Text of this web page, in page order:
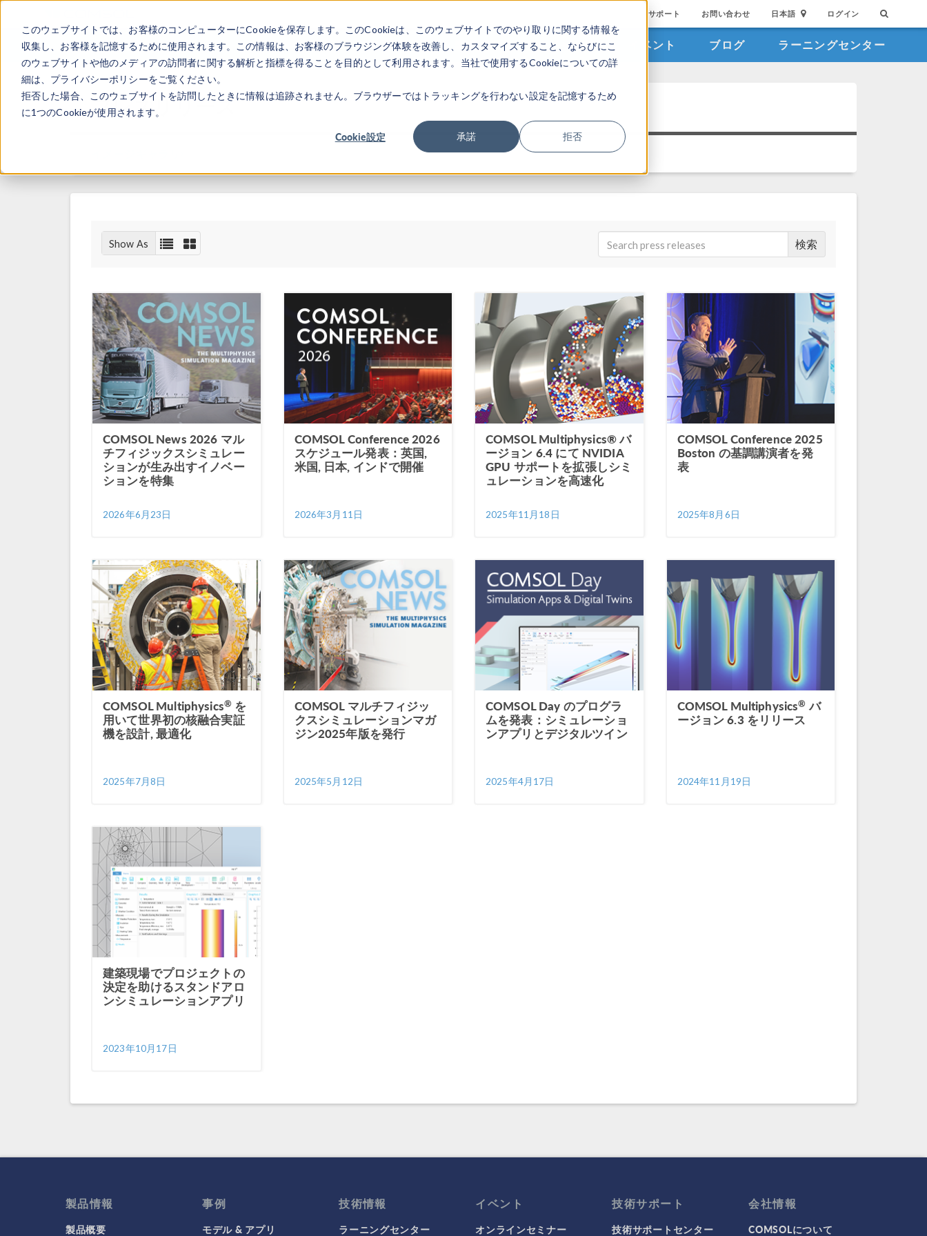
このウェブサイトでは、お客様のコンピューターにCookieを保存します。このCookieは、このウェブサイトでのやり取りに関する情報を
収集し、お客様を記憶するために使用されます。この情報は、お客様のブラウジング体験を改善し、カスタマイズすること、ならびにこ
のウェブサイトや他のメディアの訪問者に関する解析と指標を得ることを目的として利用されます。当社で使用するCookieについての詳
細は、プライバシーポリシーをご覧ください。
拒否した場合、このウェブサイトを訪問したときに情報は追跡されません。ブラウザーではトラッキングを行わない設定を記憶するため
に1つのCookieが使用されます。
Cookie設定 承諾 拒否
サポート お問い合わせ 日本語 ログイン
製品 業界 ビデオギャラリ イベント ブログ ラーニングセンター
プレスリリース
Show As 検索
COMSOL News 2026 マル
チフィジックスシミュレー
ションが生み出すイノベー
ションを特集
2026年6月23日
COMSOL Conference 2026
スケジュール発表：英国,
米国, 日本, インドで開催
2026年3月11日
COMSOL Multiphysics® バ
ージョン 6.4 にて NVIDIA
GPU サポートを拡張しシミ
ュレーションを高速化
2025年11月18日
COMSOL Conference 2025
Boston の基調講演者を発
表
2025年8月6日
COMSOL Multiphysics® を
用いて世界初の核融合実証
機を設計, 最適化
2025年7月8日
COMSOL マルチフィジッ
クスシミュレーションマガ
ジン2025年版を発行
2025年5月12日
COMSOL Day のプログラ
ムを発表：シミュレーショ
ンアプリとデジタルツイン
2025年4月17日
COMSOL Multiphysics® バ
ージョン 6.3 をリリース
2024年11月19日
建築現場でプロジェクトの
決定を助けるスタンドアロ
ンシミュレーションアプリ
2023年10月17日
製品情報
製品概要
事例
モデル & アプリ
技術情報
ラーニングセンター
イベント
オンラインセミナー
技術サポート
技術サポートセンター
会社情報
COMSOLについて